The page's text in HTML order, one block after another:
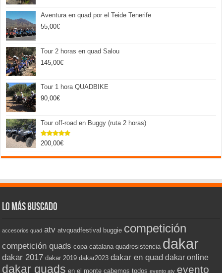
Aventura en quad por el Teide Tenerife
55,00€
Tour 2 horas en quad Salou
145,00€
Tour 1 hora QUADBIKE
90,00€
Tour off-road en Buggy (ruta 2 horas)
Valorado
de 5
200,00€
Lo más buscado
accesorios quad atv atvquadfestival buggie competición
competición quads copa catalana quadresistencia dakar
dakar 2017 dakar 2019 dakar2023 dakar en quad dakar online
dakar quads en el monte cabemos todos evento atv evento